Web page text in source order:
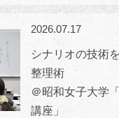
2026.07.17
シナリオの技術
整理術
＠昭和女子大学
講座」